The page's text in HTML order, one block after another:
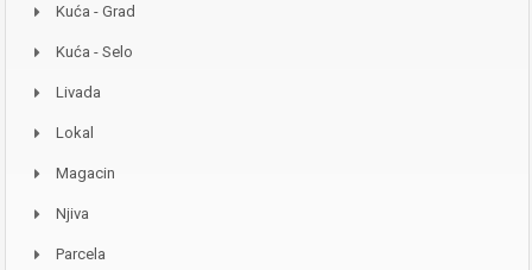
Kuća - Grad
Kuća - Selo
Livada
Lokal
Magacin
Njiva
Parcela